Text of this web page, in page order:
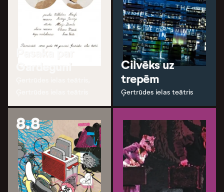
Pasaka par
Cilvēks uz
trepēm
Ģertrūdes ielas teātris
8.8